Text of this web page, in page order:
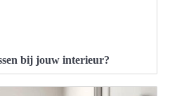
bij jouw interieur?